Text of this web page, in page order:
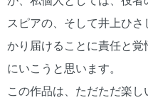
スピアの、そして井上ひ
かり届けることに責任と
にいこうと思います。
この作品は、ただただ楽し